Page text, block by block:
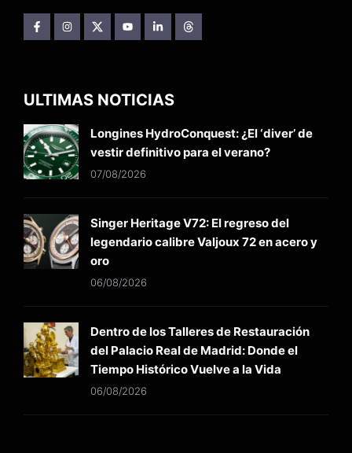
ULTIMAS NOTICIAS
Longines HydroConquest: ¿El ‘diver’ de
vestir definitivo para el verano?
07/08/2026
Singer Heritage V72: El regreso del
legendario calibre Valjoux 72 en acero y
oro
06/08/2026
Dentro de los Talleres de Restauración
del Palacio Real de Madrid: Donde el
Tiempo Histórico Vuelve a la Vida
06/08/2026